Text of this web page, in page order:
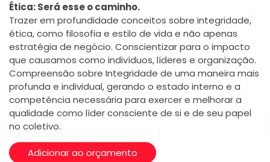
Ética: Será esse o caminho.
Trazer em profundidade conceitos sobre integridade,
ética, como filosofia e estilo de vida e não apenas
estratégia de negócio. Conscientizar para o impacto
que causamos como indivíduos, líderes e organização.
Compreensão sobre Integridade de uma maneira mais
profunda e individual, gerando o estado interno e a
competência necessária para exercer e melhorar a
qualidade como líder consciente de si e de seu papel
no coletivo.
Adicionar ao orçamento